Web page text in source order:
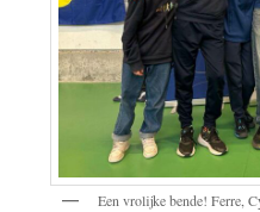
Een vrolijke bende! Ferre,